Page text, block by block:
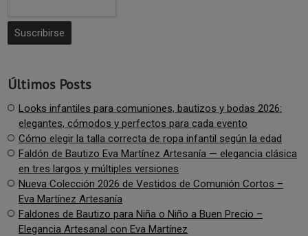
Últimos Posts
Looks infantiles para comuniones, bautizos y bodas 2026:
elegantes, cómodos y perfectos para cada evento
Cómo elegir la talla correcta de ropa infantil según la edad
Faldón de Bautizo Eva Martínez Artesanía — elegancia clásica
en tres largos y múltiples versiones
Nueva Colección 2026 de Vestidos de Comunión Cortos –
Eva Martínez Artesanía
Faldones de Bautizo para Niña o Niño a Buen Precio –
Elegancia Artesanal con Eva Martínez